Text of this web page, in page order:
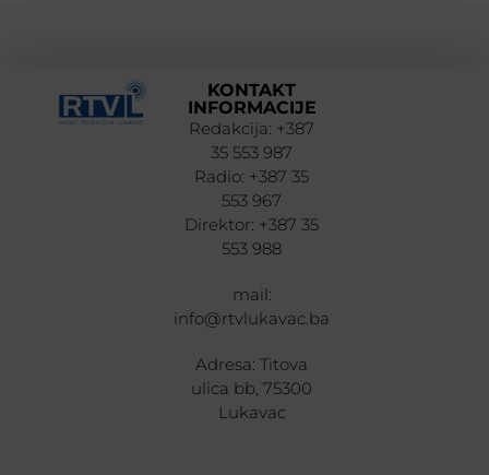
KONTAKT
INFORMACIJE
Redakcija: +387
35 553 987
Radio: +387 35
553 967
Direktor: +387 35
553 988
mail:
info@rtvlukavac.ba
Adresa: Titova
ulica bb, 75300
Lukavac